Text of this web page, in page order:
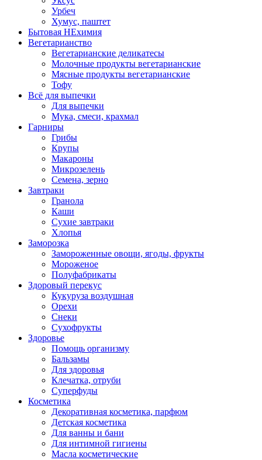
Урбеч
Хумус, паштет
Бытовая НЕхимия
Вегетарианство
Вегетарианские деликатесы
Молочные продукты вегетарианские
Мясные продукты вегетарианские
Тофу
Всё для выпечки
Для выпечки
Мука, смеси, крахмал
Гарниры
Грибы
Крупы
Макароны
Микрозелень
Семена, зерно
Завтраки
Гранола
Каши
Сухие завтраки
Хлопья
Заморозка
Замороженные овощи, ягоды, фрукты
Мороженое
Полуфабрикаты
Здоровый перекус
Кукуруза воздушная
Орехи
Снеки
Сухофрукты
Здоровье
Помощь организму
Бальзамы
Для здоровья
Клечатка, отруби
Суперфуды
Косметика
Декоративная косметика, парфюм
Детская косметика
Для ванны и бани
Для интимной гигиены
Масла косметические